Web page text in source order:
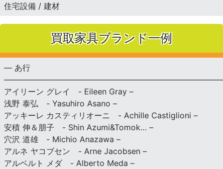
住宅設備 / 建材
買取家具ブランド一例
— あ行
アイリーン グレイ - Eileen Gray –
浅野 泰弘 - Yasuhiro Asano –
アッキーレ カスティリオーニ - Achille Castiglioni –
安積 伸＆朋子 - Shin Azumi&Tomok… –
穴沢 道雄 - Michio Anazawa –
アルネ ヤコブセン - Arne Jacobsen –
アルベルト メダ - Alberto Meda –